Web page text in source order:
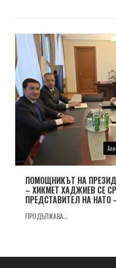
ПОМОЩНИКЪТ НА
– ХИКМЕТ ХАДЖИЕВ СЕ
ПРЕДСТАВИТЕЛ НА
ПРОДЪЛЖАВА...